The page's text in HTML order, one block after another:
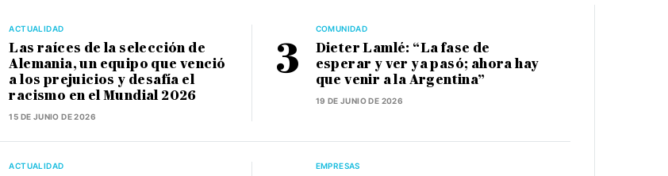
ACTUALIDAD
Las raíces de la selección de
Alemania, un equipo que venció
a los prejuicios y desafía el
racismo en el Mundial 2026
15 DE JUNIO DE 2026
COMUNIDAD
Dieter Lamlé: “La fase de
esperar y ver ya pasó; ahora hay
que venir a la Argentina”
19 DE JUNIO DE 2026
ACTUALIDAD EMPRESAS